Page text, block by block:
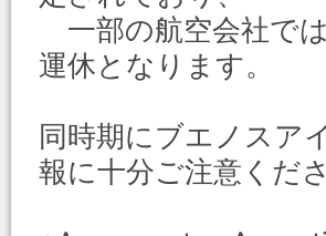
一部の航空会社で
運休となります。
同時期にブエノスア
報に十分ご注意くださ